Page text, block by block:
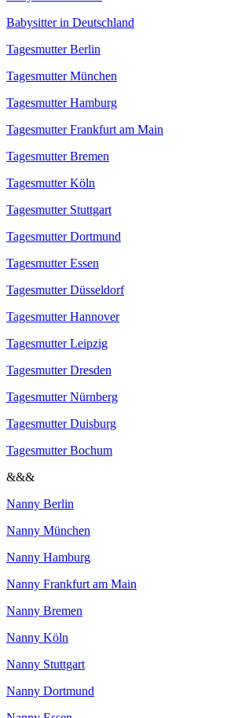
Babysitter in Deutschland
Tagesmutter Berlin
Tagesmutter München
Tagesmutter Hamburg
Tagesmutter Frankfurt am Main
Tagesmutter Bremen
Tagesmutter Köln
Tagesmutter Stuttgart
Tagesmutter Dortmund
Tagesmutter Essen
Tagesmutter Düsseldorf
Tagesmutter Hannover
Tagesmutter Leipzig
Tagesmutter Dresden
Tagesmutter Nürnberg
Tagesmutter Duisburg
Tagesmutter Bochum
&&&
Nanny Berlin
Nanny München
Nanny Hamburg
Nanny Frankfurt am Main
Nanny Bremen
Nanny Köln
Nanny Stuttgart
Nanny Dortmund